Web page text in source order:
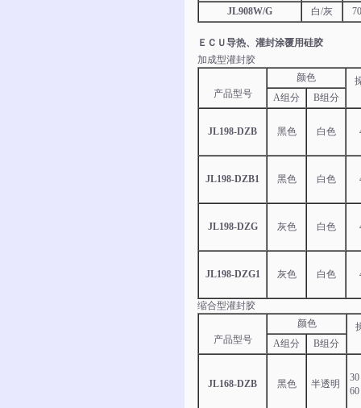
JL908W/G
白/灰
ＥＣＵ导热、灌封涂覆用硅胶
加成型灌封胶
产品型号
颜色
A组分 B组分
JL198-DZB 黑色 白色
JL198-DZB1 黑色 白色
JL198-DZG 灰色 白色
JL198-DZG1 灰色 白色
缩合型灌封胶
产品型号
颜色
A组分 B组分
JL168-DZB 黑色 半透明